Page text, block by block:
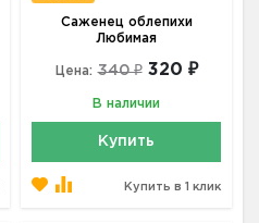
Саженец облепихи
Любимая
Цена: 340 ₽ 320 ₽
В наличии
Купить
Купить в 1 клик